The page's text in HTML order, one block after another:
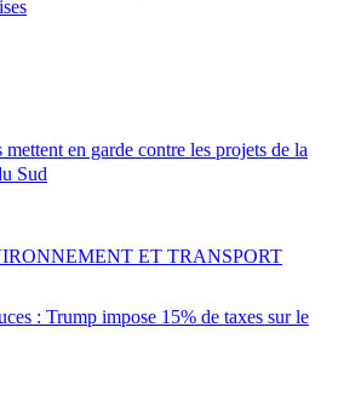
en garde contre les projets de la
Sud
: Trump impose 15% de taxes sur le
ET TRANSPORT